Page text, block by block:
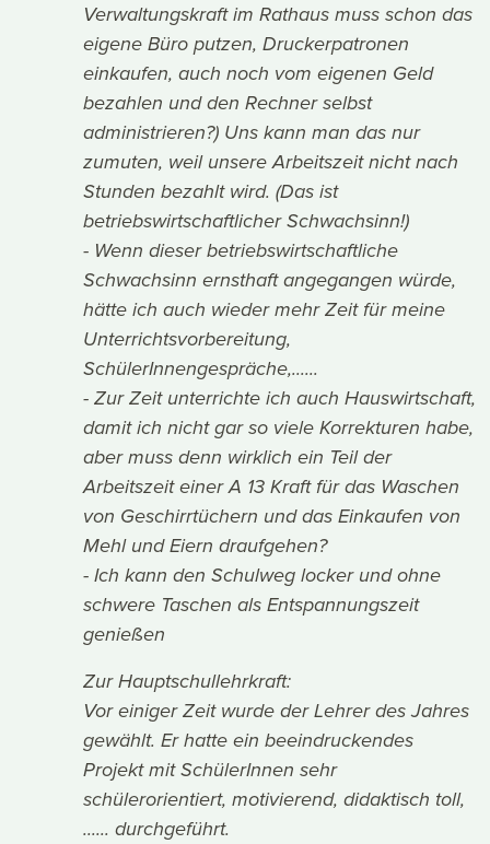
Verwaltungskraft im Rathaus muss schon das
eigene Büro putzen, Druckerpatronen
einkaufen, auch noch vom eigenen Geld
bezahlen und den Rechner selbst
administrieren?) Uns kann man das nur
zumuten, weil unsere Arbeitszeit nicht nach
Stunden bezahlt wird. (Das ist
betriebswirtschaftlicher Schwachsinn!)
- Wenn dieser betriebswirtschaftliche
Schwachsinn ernsthaft angegangen würde,
hätte ich auch wieder mehr Zeit für meine
Unterrichtsvorbereitung,
SchülerInnengespräche,......
- Zur Zeit unterrichte ich auch Hauswirtschaft,
damit ich nicht gar so viele Korrekturen habe,
aber muss denn wirklich ein Teil der
Arbeitszeit einer A 13 Kraft für das Waschen
von Geschirrtüchern und das Einkaufen von
Mehl und Eiern draufgehen?
- Ich kann den Schulweg locker und ohne
schwere Taschen als Entspannungszeit
genießen
Zur Hauptschullehrkraft:
Vor einiger Zeit wurde der Lehrer des Jahres
gewählt. Er hatte ein beeindruckendes
Projekt mit SchülerInnen sehr
schülerorientiert, motivierend, didaktisch toll,
...... durchgeführt.